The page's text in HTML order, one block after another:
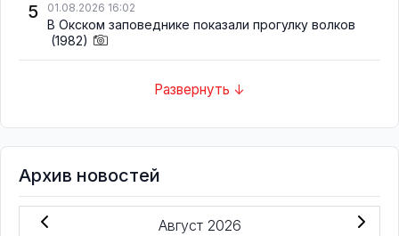
5 01.08.2026 16:02
В Окском заповеднике показали прогулку волков
(1982)
Развернуть ↓
Архив новостей
Август 2026